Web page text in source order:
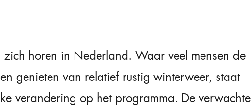
horen in Nederland. Waar veel mensen de
genieten van relatief rustig winterweer, staat
verandering op het programma. De verwachte